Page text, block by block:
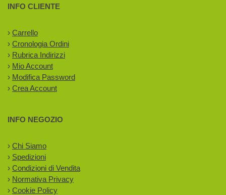
INFO CLIENTE
› Carrello
› Cronologia Ordini
› Rubrica Indirizzi
› Mio Account
› Modifica Password
› Crea Account
INFO NEGOZIO
› Chi Siamo
› Spedizioni
› Condizioni di Vendita
› Normativa Privacy
› Cookie Policy